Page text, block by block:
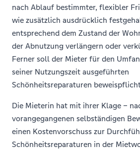
nach Ablauf bestimmter, flexibler
wie zusätzlich ausdrücklich
entsprechend dem Zustand der
der Abnutzung verlängern oder
Ferner soll der Mieter für den
seiner Nutzungszeit ausgeführten
Schönheitsreparaturen
Die Mieterin hat mit ihrer Klage –
vorangegangenen selbständigen
einen Kostenvorschuss zur
Schönheitsreparaturen in der